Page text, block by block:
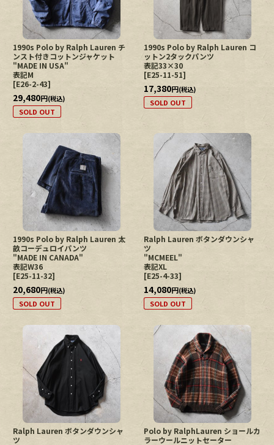
1990s Polo by Ralph Lauren チ
ンスト付きコットンジャケット
"MADE IN USA"
表記M
[E26-2-43]
29,480円(税込)
SOLD OUT
1990s Polo by Ralph Lauren コ
ットン2タックパンツ
表記33×30
[E25-11-51]
17,380円(税込)
SOLD OUT
1990s Polo by Ralph Lauren 太
畝コーデュロイパンツ
"MADE IN CANADA"
表記W36
[E25-11-32]
20,680円(税込)
SOLD OUT
Ralph Lauren ボタンダウンシャ
ツ
"MCMEEL"
表記XL
[E25-4-33]
14,080円(税込)
SOLD OUT
Ralph Lauren ボタンダウンシャ
ツ
Polo by RalphLauren ショールカ
ラーウールニットセーター